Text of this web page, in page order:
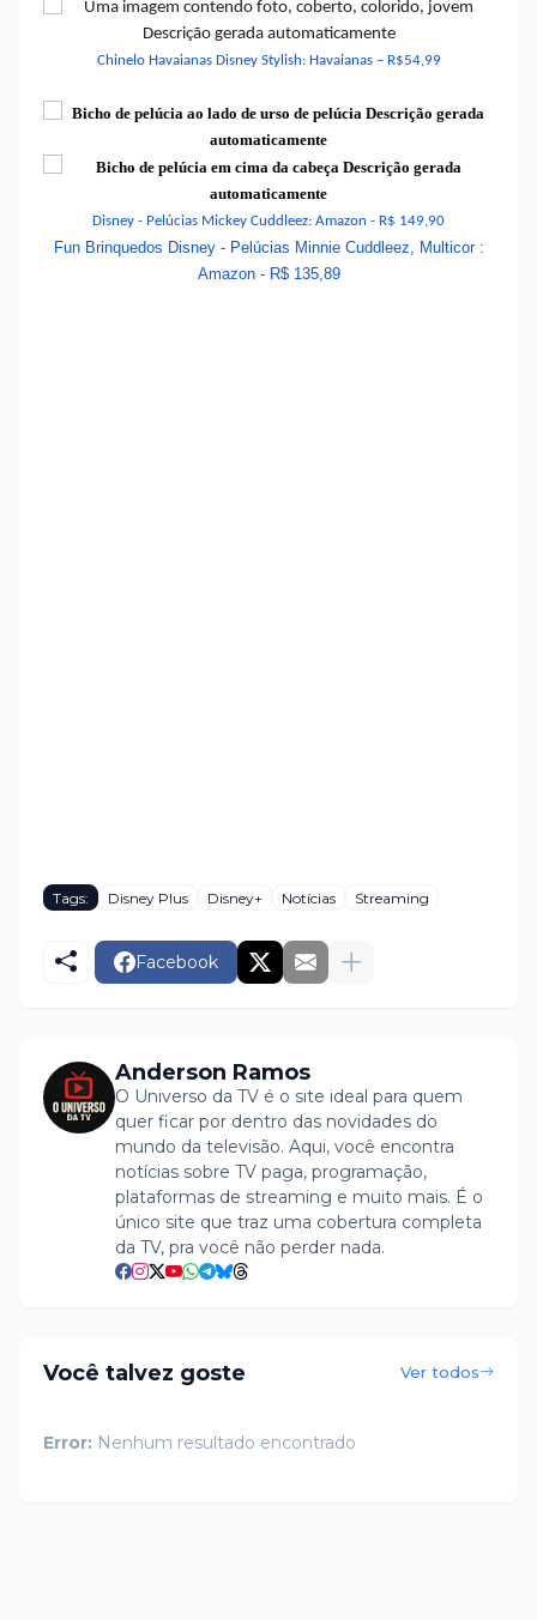
Chinelo Havaianas Disney Stylish: Havaianas – R$54,99
Disney - Pelúcias Mickey Cuddleez: Amazon - R$ 149,90
Fun Brinquedos Disney - Pelúcias Minnie Cuddleez, Multicor :
Amazon - R$ 135,89
Tags: Disney Plus Disney+ Notícias Streaming
Facebook
Anderson Ramos
O Universo da TV é o site ideal para quem
quer ficar por dentro das novidades do
mundo da televisão. Aqui, você encontra
notícias sobre TV paga, programação,
plataformas de streaming e muito mais. É o
único site que traz uma cobertura completa
da TV, pra você não perder nada.
Você talvez goste Ver todos
Error: Nenhum resultado encontrado